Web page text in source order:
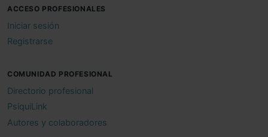
ACCESO PROFESIONALES
Iniciar sesión
Registrarse
COMUNIDAD PROFESIONAL
Directorio profesional
PsiquiLink
Autores y colaboradores